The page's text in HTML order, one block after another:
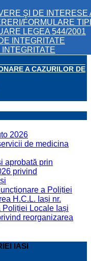
ŞI DE
FORMULARE
LEGEA 544/2001
INTEGRITATE
A CAZURILOR DE
2026
de medicina
aprobată prin
privind
a Poliției
H.C.L. Iași nr.
Poliției Locale Iași
reorganizarea
IASI